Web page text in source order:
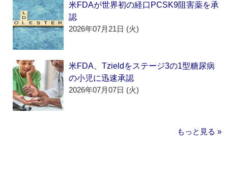
米FDAが世界初の経口PCSK9阻害薬を承
認
2026年07月21日 (火)
米FDA、Tzieldをステージ3の1型糖尿病
の小児に迅速承認
2026年07月07日 (火)
もっと見る »